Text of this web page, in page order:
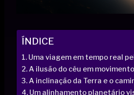
ÍNDICE
Uma viagem em tempo real
A ilusão do céu em movimento
A inclinação da Terra e o
Um alinhamento planetário